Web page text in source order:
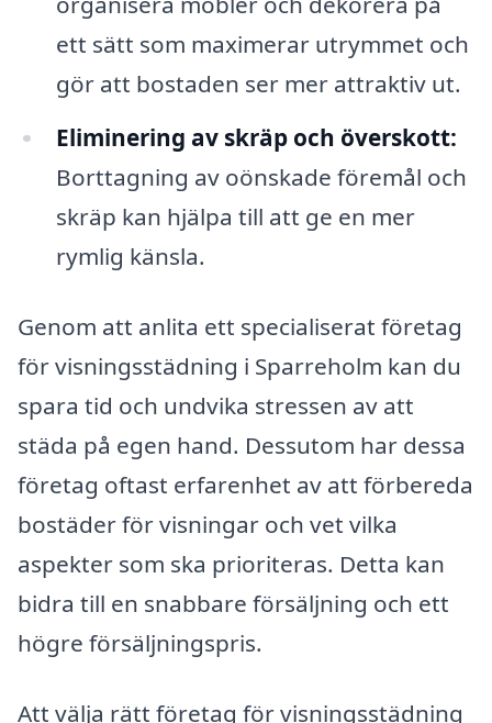
ett sätt som maximerar utrymmet och
gör att bostaden ser mer attraktiv ut.
Eliminering av skräp och överskott:
Borttagning av oönskade föremål och
skräp kan hjälpa till att ge en mer
rymlig känsla.
Genom att anlita ett specialiserat företag
för visningsstädning i Sparreholm kan du
spara tid och undvika stressen av att
städa på egen hand. Dessutom har dessa
företag oftast erfarenhet av att förbereda
bostäder för visningar och vet vilka
aspekter som ska prioriteras. Detta kan
bidra till en snabbare försäljning och ett
högre försäljningspris.
Att välja rätt företag för visningsstädning